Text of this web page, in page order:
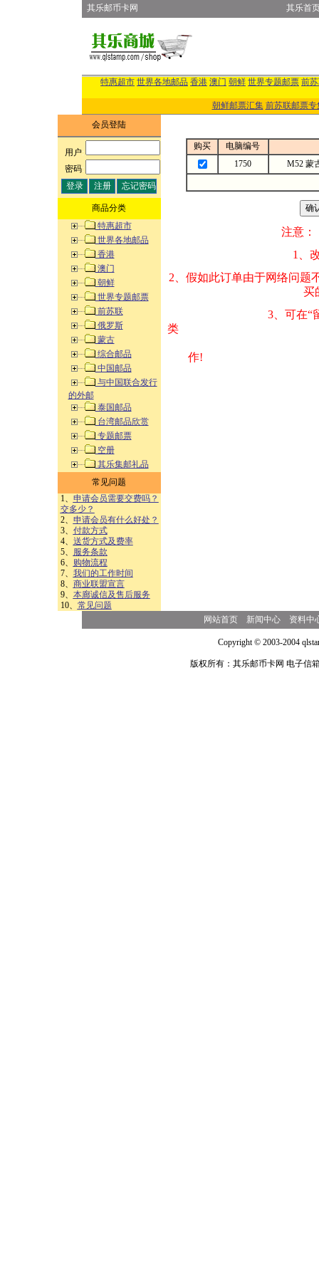
其乐邮币卡网 其乐首
特惠超市 世界各地邮品 香港 澳门 朝鲜 世界专题邮票 前
朝鲜邮票汇集 前苏联邮票专
会员登陆
用户:
密码:
商品分类
特惠超市
世界各地邮品
香港
澳门
朝鲜
世界专题邮票
前苏联
俄罗斯
蒙古
综合邮品
中国邮品
与中国联合发行
的外邮
泰国邮品
台湾邮品欣赏
专题邮票
空册
其乐集邮礼品
常见问题
1、 申请会员需要交费吗？
交多少？
2、 申请会员有什么好处？
3、 付款方式
4、 送货方式及费率
5、
服务条款
6、
购物流程
7、 我们的工作时间
8、 商业联盟宣言
9、 本廊诚信及售后服务
10、 常见问题
购买
电脑编号
1750
M52 蒙
注意：
1、改变商品数量
2、假如此订单由
买的邮品的“
3、可在“
类 方式告之
作!
网站首页 新闻中心 资料中
Copyright © 2003-2004
版权所有：其乐邮币卡网 电子信